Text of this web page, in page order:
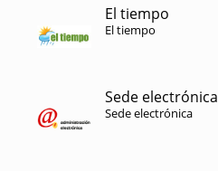
El tiempo
El tiempo
Sede electrónica
Sede electrónica